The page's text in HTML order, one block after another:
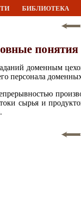
БИБЛИОТЕКА
понятия
доменным
персонала
сырья и